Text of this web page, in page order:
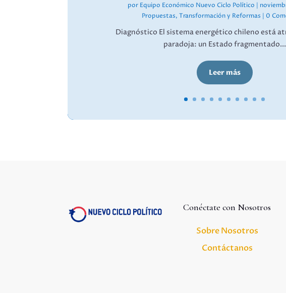
por Equipo Económico Nuevo Ciclo Político |
Propuestas,Transformación y Reformas | 0
Diagnóstico El sistema energético chileno está
paradoja: un Estado fragmentado...
Leer más
Conéctate con Nosotros
Sobre Nosotros
Contáctanos